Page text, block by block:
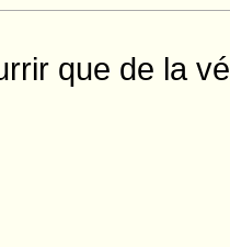
que de la